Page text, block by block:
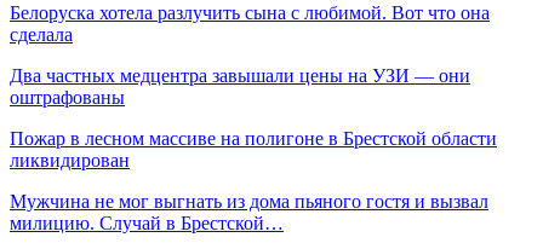
Белоруска хотела разлучить сына с любимой. Вот что она
сделала
Два частных медцентра завышали цены на УЗИ — они
оштрафованы
Пожар в лесном массиве на полигоне в Брестской области
ликвидирован
Мужчина не мог выгнать из дома пьяного гостя и вызвал
милицию. Случай в Брестской…